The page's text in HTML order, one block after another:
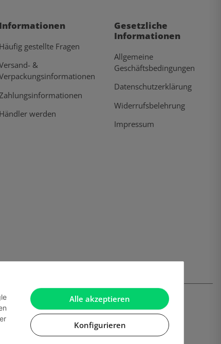
Alle akzeptieren
Konfigurieren
Informationen
Häufig gestellte Fragen
&
Zahlungsinformationen
Händler werden
Gesetzliche
Informationen
Allgemeine
Geschäftsbedingungen
Datenschutzerklärung
Widerrufsbelehrung
Impressum